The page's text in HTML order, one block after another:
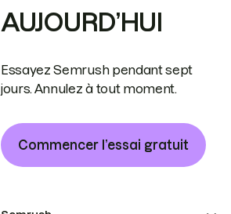
AUJOURD’HUI
Essayez Semrush pendant sept
jours. Annulez à tout moment.
Commencer l’essai gratuit